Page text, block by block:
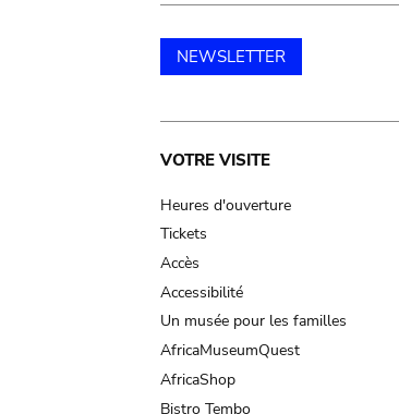
NEWSLETTER
Main
navigation
VOTRE VISITE
Heures d'ouverture
Tickets
Accès
Accessibilité
Un musée pour les familles
AfricaMuseumQuest
AfricaShop
Bistro Tembo